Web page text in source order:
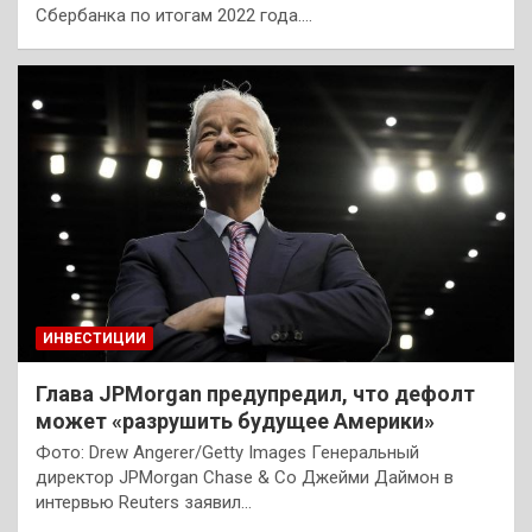
Сбербанка по итогам 2022 года.…
ИНВЕСТИЦИИ
Глава JPMorgan предупредил, что дефолт
может «разрушить будущее Америки»
Фото: Drew Angerer/Getty Images Генеральный
директор JPMorgan Chase & Co Джейми Даймон в
интервью Reuters заявил…